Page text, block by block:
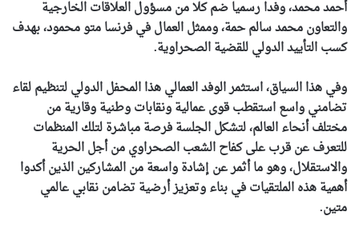
أحمد محمد، وفدا رسميا ضم كلا من مسؤول العلاقات الخارجية
والتعاون محمد سالم حمة، وممثل العمال في فرنسا متو محمود، بهدف
كسب التأييد الدولي للقضية الصحراوية.
وفي هذا السياق، استثمر الوفد العمالي هذا المحفل الدولي لتنظيم لقاء
تضامني واسع استقطب قوى عمالية ونقابات وطنية وقارية من
مختلف أنحاء العالم، لتشكل الجلسة فرصة مباشرة لتلك المنظمات
للتعرف عن قرب على كفاح الشعب الصحراوي من أجل الحرية
والاستقلال، وهو ما أثمر عن إشادة واسعة من المشاركين الذين أكدوا
أهمية هذه الملتقيات في بناء وتعزيز أرضية تضامن نقابي عالمي
متين.